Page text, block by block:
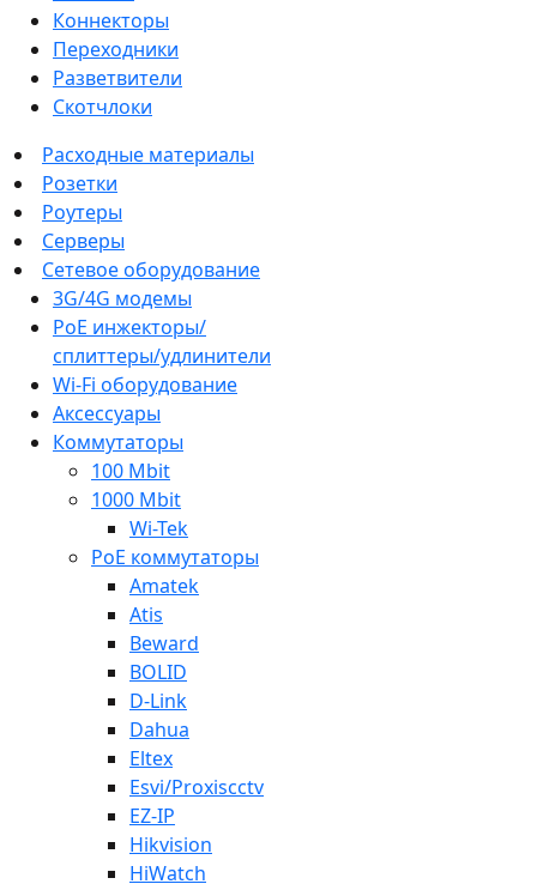
Коннекторы
Переходники
Разветвители
Скотчлоки
Расходные материалы
Розетки
Роутеры
Серверы
Сетевое оборудование
3G/4G модемы
PoE инжекторы/
сплиттеры/удлинители
Wi-Fi оборудование
Аксессуары
Коммутаторы
100 Mbit
1000 Mbit
Wi-Tek
PoE коммутаторы
Amatek
Atis
Beward
BOLID
D-Link
Dahua
Eltex
Esvi/Proxiscctv
EZ-IP
Hikvision
HiWatch